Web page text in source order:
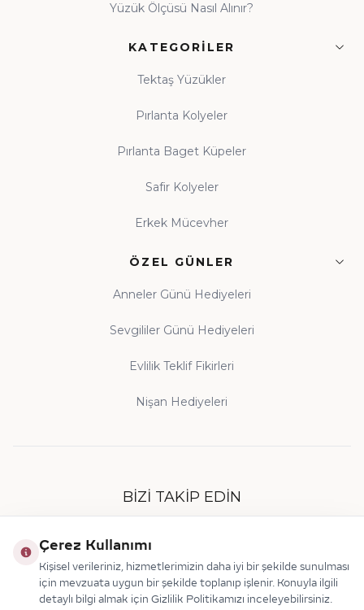
Yüzük Ölçüsü Nasıl Alınır?
KATEGORILER
Tektaş Yüzükler
Pırlanta Kolyeler
Pırlanta Baget Küpeler
Safir Kolyeler
Erkek Mücevher
ÖZEL GÜNLER
Anneler Günü Hediyeleri
Sevgililer Günü Hediyeleri
Evlilik Teklif Fikirleri
Nişan Hediyeleri
BIZI TAKIP EDIN
Çerez Kullanımı
Kişisel verileriniz, hizmetlerimizin daha iyi bir şekilde sunulması
için mevzuata uygun bir şekilde toplanıp işlenir. Konuyla ilgili
detaylı bilgi almak için Gizlilik Politikamızı inceleyebilirsiniz.